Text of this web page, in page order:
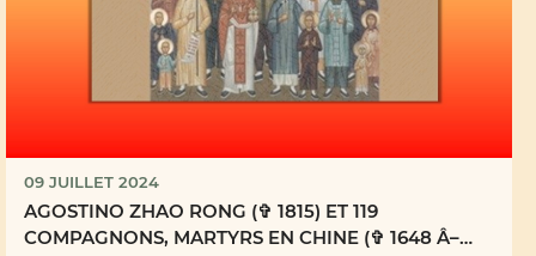
09 JUILLET 2024
AGOSTINO ZHAO RONG (✞ 1815) ET 119
COMPAGNONS, MARTYRS EN CHINE (✞ 1648 Â–